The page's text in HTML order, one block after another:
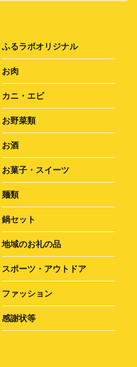
ふるラボオリジナル
お肉
カニ・エビ
お野菜類
お酒
お菓子・スイーツ
麺類
鍋セット
地域のお礼の品
スポーツ・アウトドア
ファッション
感謝状等